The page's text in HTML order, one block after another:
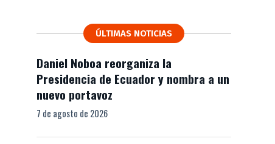
ÚLTIMAS NOTICIAS
Daniel Noboa reorganiza la
Presidencia de Ecuador y nombra a un
nuevo portavoz
7 de agosto de 2026